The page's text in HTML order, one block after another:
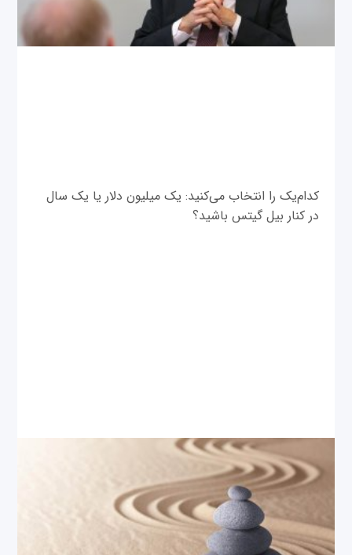
کدام‌یک را انتخاب می‌کنید: یک میلیون دلار یا یک سال
در کنار بیل گیتس باشید؟